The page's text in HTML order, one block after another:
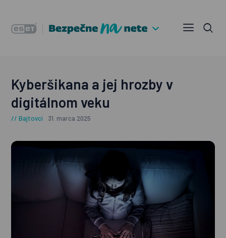
Kyberšikana a jej hrozby v
digitálnom veku
Bajtovci 31. marca 2025